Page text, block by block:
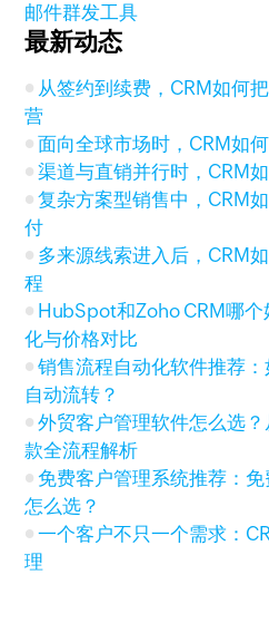
邮件群发工具
最新动态
从签约到续费，CRM如何
营
面向全球市场时，CRM如
渠道与直销并行时，CRM
复杂方案型销售中，CRM
付
多来源线索进入后，CRM
程
HubSpot和Zoho CRM哪
化与价格对比
销售流程自动化软件推荐
自动流转？
外贸客户管理软件怎么选
款全流程解析
免费客户管理系统推荐：
怎么选？
一个客户不只一个需求：
理